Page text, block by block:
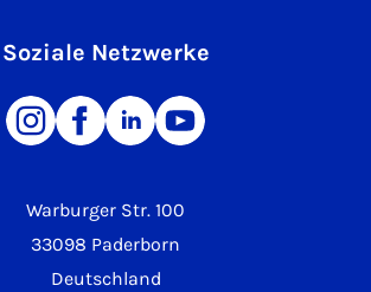
Warburger Str. 100
33098 Paderborn
Deutschland
Soziale Netzwerke